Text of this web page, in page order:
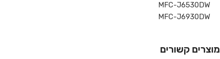
MFC-J6530DW
MFC-J6930DW
מוצרים קשורים